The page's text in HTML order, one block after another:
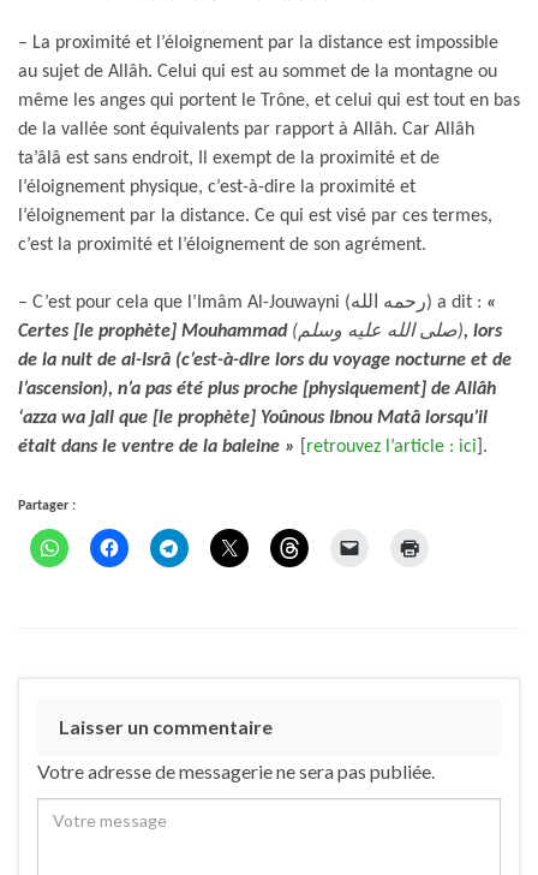
– La proximité et l’éloignement par la distance est impossible
au sujet de Allâh. Celui qui est au sommet de la montagne ou
même les anges qui portent le Trône, et celui qui est tout en bas
de la vallée sont équivalents par rapport à Allâh. Car Allâh
ta’âlâ est sans endroit, Il exempt de la proximité et de
l’éloignement physique, c’est-à-dire la proximité et
l’éloignement par la distance. Ce qui est visé par ces termes,
c’est la proximité et l’éloignement de son agrément.
– C’est pour cela que l’Imâm Al-Jouwayni (رحمه الله) a dit : «
Certes [le prophète] Mouhammad
(صلى الله عليه وسلم), lors
de la nuit de al-Isrâ (c’est-à-dire lors du voyage nocturne et de
l’ascension), n’a pas été plus proche [physiquement] de Allâh
‘azza wa jall que [le prophète] Yoûnous Ibnou Matâ lorsqu’il
était dans le ventre de la baleine »
retrouvez l’article : ici ].
Partager :
Laisser un commentaire
Votre adresse de messagerie ne sera pas publiée.